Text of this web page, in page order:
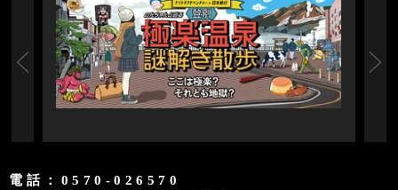
電話：0570-026570